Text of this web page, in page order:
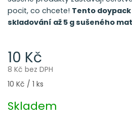
10 Kč
8 Kč bez DPH
Měrná
10 Kč / 1 ks
Skladem
pocit, co chcete! Tento
skladování až 5 g sušeného